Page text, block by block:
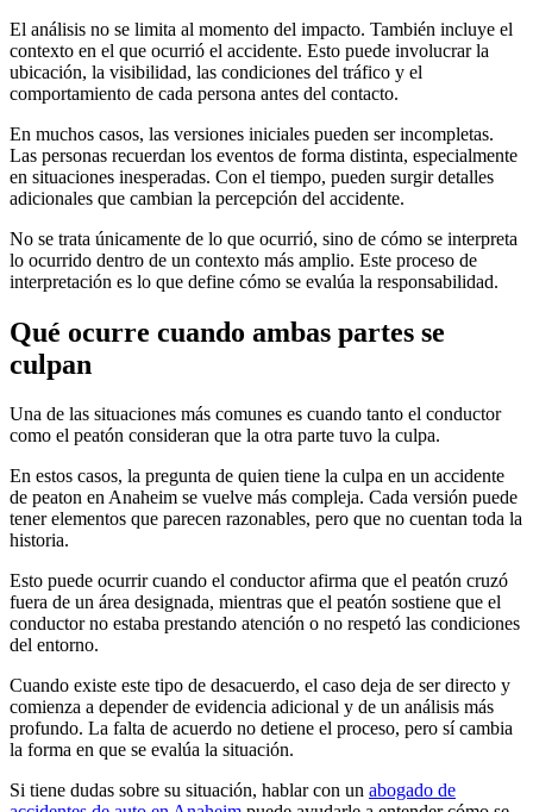
El análisis no se limita al momento del impacto. También incluye el
contexto en el que ocurrió el accidente. Esto puede involucrar la
ubicación, la visibilidad, las condiciones del tráfico y el
comportamiento de cada persona antes del contacto.
En muchos casos, las versiones iniciales pueden ser incompletas.
Las personas recuerdan los eventos de forma distinta, especialmente
en situaciones inesperadas. Con el tiempo, pueden surgir detalles
adicionales que cambian la percepción del accidente.
No se trata únicamente de lo que ocurrió, sino de cómo se interpreta
lo ocurrido dentro de un contexto más amplio. Este proceso de
interpretación es lo que define cómo se evalúa la responsabilidad.
Qué ocurre cuando ambas partes se
culpan
Una de las situaciones más comunes es cuando tanto el conductor
como el peatón consideran que la otra parte tuvo la culpa.
En estos casos, la pregunta de quien tiene la culpa en un accidente
de peaton en Anaheim se vuelve más compleja. Cada versión puede
tener elementos que parecen razonables, pero que no cuentan toda la
historia.
Esto puede ocurrir cuando el conductor afirma que el peatón cruzó
fuera de un área designada, mientras que el peatón sostiene que el
conductor no estaba prestando atención o no respetó las condiciones
del entorno.
Cuando existe este tipo de desacuerdo, el caso deja de ser directo y
comienza a depender de evidencia adicional y de un análisis más
profundo. La falta de acuerdo no detiene el proceso, pero sí cambia
la forma en que se evalúa la situación.
Si tiene dudas sobre su situación, hablar con un abogado de